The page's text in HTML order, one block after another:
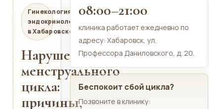
Гинекология и
эндокринология
в Хабаровске
Нарушения
менструального
цикла:
причины,
08:00–21:00
клиника работает ежедневно по
адресу: Хабаровск, ул.
Профессора Даниловского, д. 20.
Беспокоит сбой цикла?
Позвоните в клинику: